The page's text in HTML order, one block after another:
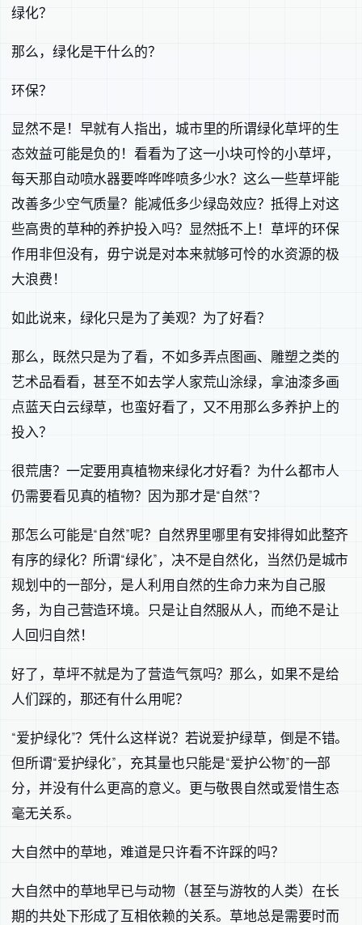
绿化？
那么，绿化是干什么的？
环保？
显然不是！早就有人指出，城市里的所谓绿化草坪的生
态效益可能是负的！看看为了这一小块可怜的小草坪，
每天那自动喷水器要哗哗哗喷多少水？这么一些草坪能
改善多少空气质量？能减低多少绿岛效应？抵得上对这
些高贵的草种的养护投入吗？显然抵不上！草坪的环保
作用非但没有，毋宁说是对本来就够可怜的水资源的极
大浪费！
如此说来，绿化只是为了美观？为了好看？
那么，既然只是为了看，不如多弄点图画、雕塑之类的
艺术品看看，甚至不如去学人家荒山涂绿，拿油漆多画
点蓝天白云绿草，也蛮好看了，又不用那么多养护上的
投入？
很荒唐？一定要用真植物来绿化才好看？为什么都市人
仍需要看见真的植物？因为那才是“自然”？
那怎么可能是“自然”呢？自然界里哪里有安排得如此整齐
有序的绿化？所谓“绿化”，决不是自然化，当然仍是城市
规划中的一部分，是人利用自然的生命力来为自己服
务，为自己营造环境。只是让自然服从人，而绝不是让
人回归自然！
好了，草坪不就是为了营造气氛吗？那么，如果不是给
人们踩的，那还有什么用呢？
“爱护绿化”？凭什么这样说？若说爱护绿草，倒是不错。
但所谓“爱护绿化”，充其量也只能是“爱护公物”的一部
分，并没有什么更高的意义。更与敬畏自然或爱惜生态
毫无关系。
大自然中的草地，难道是只许看不许踩的吗？
大自然中的草地早已与动物（甚至与游牧的人类）在长
期的共处下形成了互相依赖的关系。草地总是需要时而